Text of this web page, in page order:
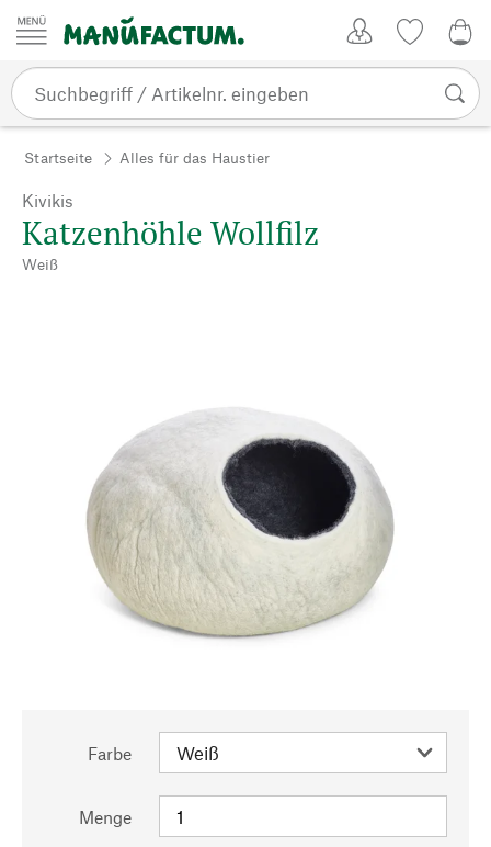
Zum Inhalt springen
Startseite Alles für das Haustier
Kivikis
Katzenhöhle Wollfilz
Weiß
Farbe
Menge